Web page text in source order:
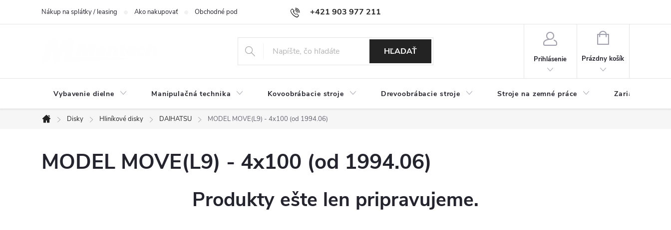
+421 903 977 211
Nákup na splátky / leasing Ako nakupovať Obchodné podmienky Podmienky ochrany osobných údajov
HĽADAŤ
Prihlásenie
NÁKUPNÝ
Prázdny košík
Vybavenie dielne Manipulačná technika Kovoobrábacie stroje Drevoobrábacie stroje Stroje na zemné práce Zariadenia na
Domov
Disky Hliníkové disky DAIHATSU MODEL MOVE(L9) - 4x100 (od 1994.06)
MODEL MOVE(L9) - 4x100 (od 1994.06)
Produkty ešte len pripravujeme.